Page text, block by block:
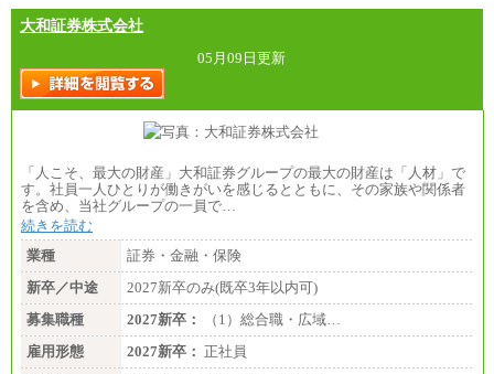
大和証券株式会社
05月09日更新
「人こそ、最大の財産」大和証券グループの最大の財産は「人材」で
す。社員一人ひとりが働きがいを感じるとともに、その家族や関係者
を含め、当社グループの一員で…
続きを読む
業種
証券・金融・保険
新卒／中途
2027新卒のみ(既卒3年以内可)
募集職種
2027新卒：
（1）総合職・広域…
雇用形態
2027新卒： 正社員